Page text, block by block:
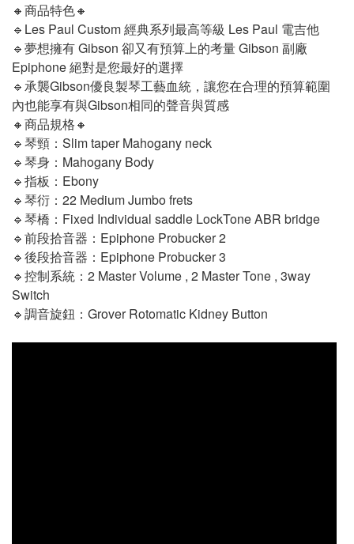
🔸商品特色🔸
🔹Les Paul Custom 經典系列最高等級 Les Paul 電吉他
🔹夢想擁有 Gibson 卻又有預算上的考量 Gibson 副廠
Epiphone 絕對是您最好的選擇
🔹承襲Gibson優良製琴工藝血統，讓您在合理的預算範圍
內也能享有與Gibson相同的聲音與質感
🔸商品規格🔸
🔹琴頸：Slim taper Mahogany neck
🔹琴身：Mahogany Body
🔹指板：Ebony
🔹琴衍：22 Medium Jumbo frets
🔹琴橋：Fixed Individual saddle LockTone ABR bridge
🔹前段拾音器：Epiphone Probucker 2
🔹後段拾音器：Epiphone Probucker 3
🔹控制系統：2 Master Volume , 2 Master Tone , 3way
Switch
🔹調音旋鈕：Grover Rotomatic Kidney Button